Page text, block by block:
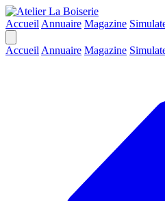
Accueil Annuaire Magazine
Accueil Annuaire Magazine